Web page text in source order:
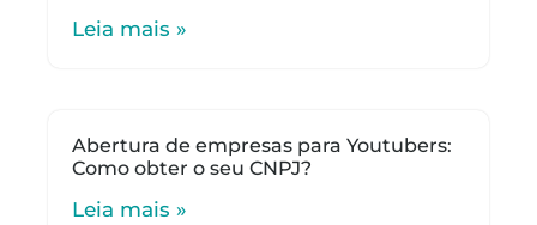
Leia mais »
Abertura de empresas para Youtubers:
Como obter o seu CNPJ?
Leia mais »